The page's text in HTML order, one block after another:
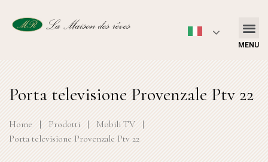
MENU
Porta televisione Provenzale Ptv 22
Home | Prodotti | Mobili TV
|
Porta televisione Provenzale Ptv 22